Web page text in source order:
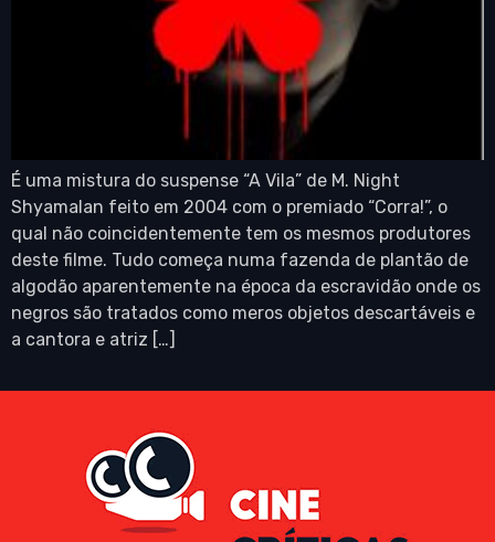
É uma mistura do suspense “A Vila” de M. Night
Shyamalan feito em 2004 com o premiado “Corra!”, o
qual não coincidentemente tem os mesmos produtores
deste filme. Tudo começa numa fazenda de plantão de
algodão aparentemente na época da escravidão onde os
negros são tratados como meros objetos descartáveis e
a cantora e atriz […]